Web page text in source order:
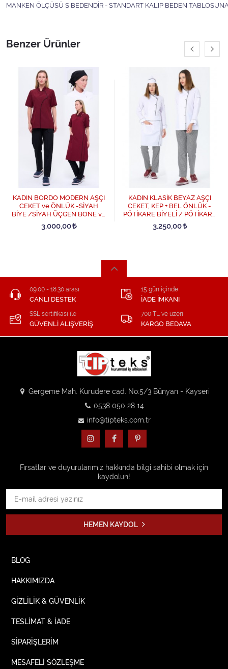
MANKEN ÖLÇÜSÜ S BEDENDİR - STANDART KALIP BEDEN
Benzer Ürünler
KADIN BORDO MODERN AŞÇI
CEKET ve ÖNLÜK -SİYAH
BİYE /SİYAH ÜÇGEN BONE ve
PANTOLON SET - SiyahBiye-
Bordo
3.000,00
KADIN KLASİK BEYAZ AŞÇI
CEKET, KEP + BEL ÖNLÜK -
PÖTİKARE BİYELİ / PÖTİKARE
PANTOLON AŞÇI SET - Beyaz
3.250,00
09:00 - 18:30 arası
CANLI DESTEK
15 gün içinde
İADE İMKANI
SSL sertifikası ile
GÜVENLİ ALIŞVERİŞ
700 TL ve üzeri
KARGO BEDAVA
Gergeme Mah. Kurudere cad. No:5/3 Bünyan - Kayseri
0538 050 28 14
info@tipteks.com.tr
Fırsatlar ve duyurularımız hakkında bilgi sahibi olmak için
kaydolun!
HEMEN KAYDOL
BLOG
HAKKIMIZDA
GİZLİLİK & GÜVENLİK
TESLİMAT & İADE
SİPARİŞLERİM
MESAFELİ SÖZLEŞME